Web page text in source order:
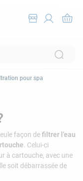
pour spa
façon defiltrer l’eau
. Celui-ci
à cartouche, avec une
soit débarrassée de